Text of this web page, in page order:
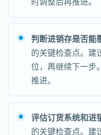
判断进销存是否能
的关键检查点。建
位，再继续下一步
推进。
评估订货系统和进
的关键检查点。建